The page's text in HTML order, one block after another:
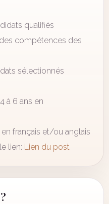
qualifiés
compétences des
sélectionnés
à 6 ans en
français et/ou anglais
lien: Lien du post